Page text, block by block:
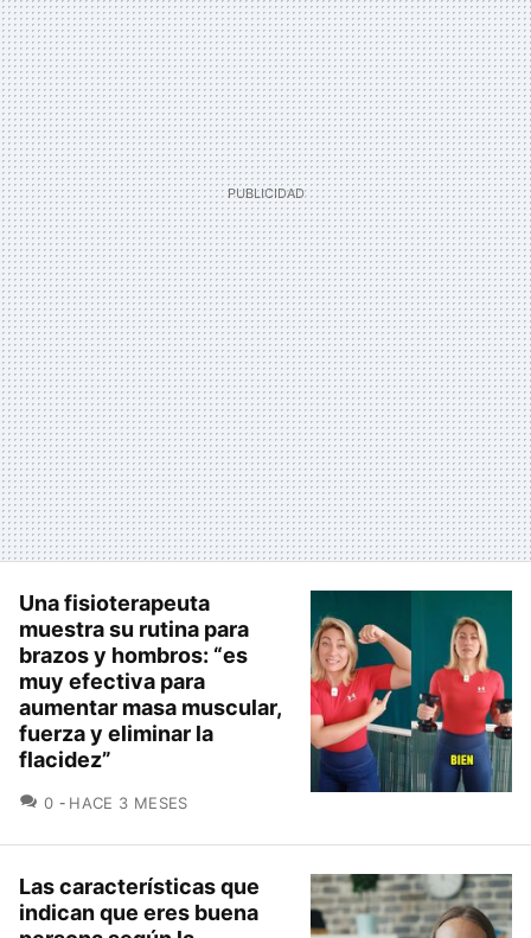
Una fisioterapeuta
muestra su rutina para
brazos y hombros: “es
muy efectiva para
aumentar masa muscular,
fuerza y eliminar la
flacidez”
0 COMENTARIOS
HACE 3 MESES
Las características que
indican que eres buena